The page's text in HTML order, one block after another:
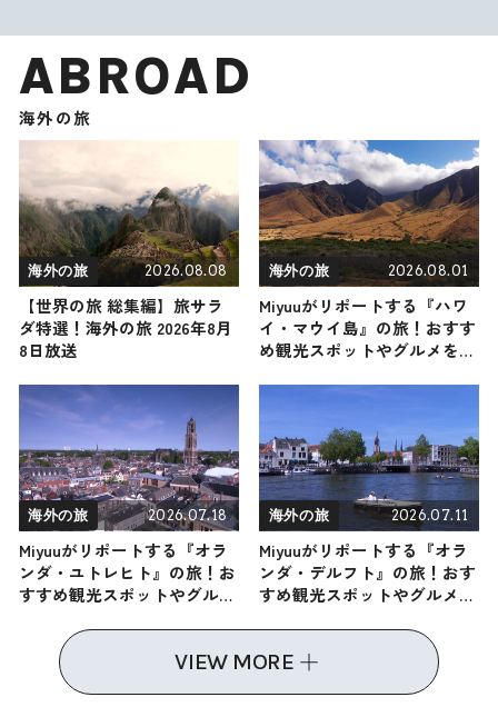
ABROAD
海外の旅
海外の旅 2026.08.08
【世界の旅 総集編】旅サラ
ダ特選！海外の旅 2026年8月
8日放送
海外の旅 2026.08.01
Miyuuがリポートする『ハワ
イ・マウイ島』の旅！おすす
め観光スポットやグルメを紹
海外の旅 2026.07.18
Miyuuがリポートする『オラ
ンダ・ユトレヒト』の旅！お
すすめ観光スポットやグルメ
海外の旅 2026.07.11
Miyuuがリポートする『オラ
ンダ・デルフト』の旅！おす
すめ観光スポットやグルメを
VIEW MORE